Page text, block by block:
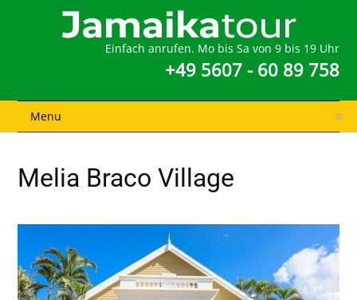
Einfach anrufen. Mo bis Sa von 9 bis 19 Uhr
+49 5607 - 60 89 758
Menu
Melia Braco Village